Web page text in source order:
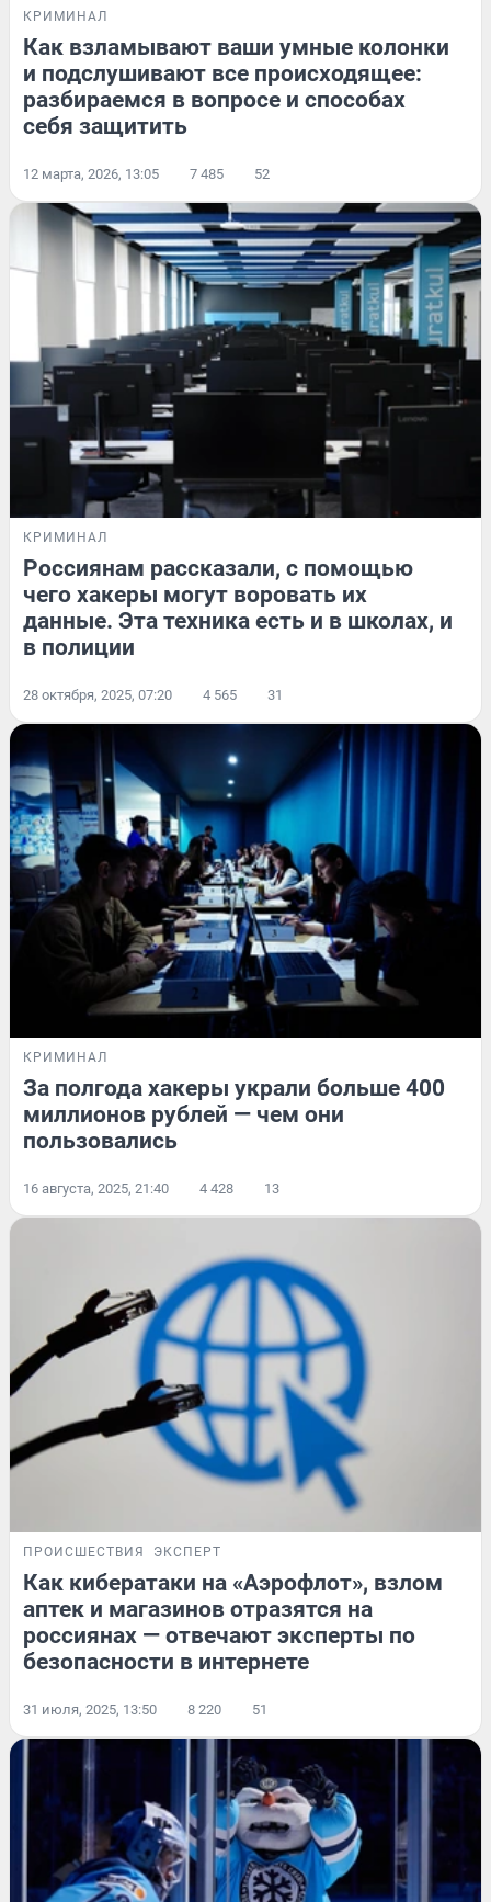
КРИМИНАЛ
Как взламывают ваши умные колонки
и подслушивают все происходящее:
разбираемся в вопросе и способах
себя защитить
12 марта, 2026, 13:05 7 485 52
КРИМИНАЛ
Россиянам рассказали, с помощью
чего хакеры могут воровать их
данные. Эта техника есть и в школах, и
в полиции
28 октября, 2025, 07:20 4 565 31
КРИМИНАЛ
За полгода хакеры украли больше 400
миллионов рублей — чем они
пользовались
16 августа, 2025, 21:40 4 428 13
ПРОИСШЕСТВИЯ ЭКСПЕРТ
Как кибератаки на «Аэрофлот», взлом
аптек и магазинов отразятся на
россиянах — отвечают эксперты по
безопасности в интернете
31 июля, 2025, 13:50 8 220 51